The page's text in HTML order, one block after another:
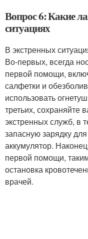
Вопрос 6: Какие
ситуациях
В экстренных
Во-первых, всегда
первой помощи,
салфетки и
использовать
третьих, сохраняйте
экстренных служб, в
запасную зарядку
аккумулятор.
первой помощи,
остановка
врачей.